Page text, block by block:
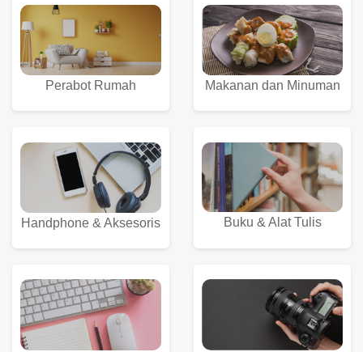
Perabot Rumah Makanan dan Minuman
Handphone & Aksesoris Buku & Alat Tulis